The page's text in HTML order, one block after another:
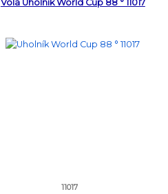
Vola Uholník World Cup 88 ° 11017
11017